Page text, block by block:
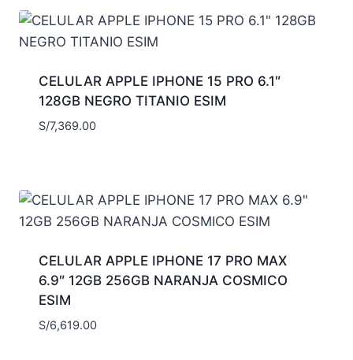
CELULAR APPLE IPHONE 15 PRO 6.1″
128GB NEGRO TITANIO ESIM
S/7,369.00
CELULAR APPLE IPHONE 17 PRO MAX
6.9″ 12GB 256GB NARANJA COSMICO
ESIM
S/6,619.00